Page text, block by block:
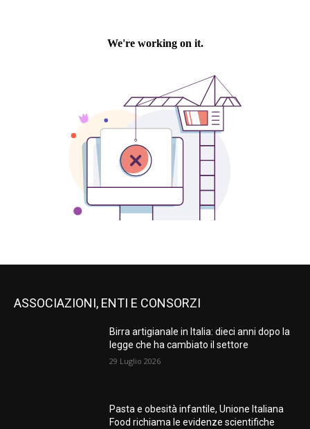
ASSOCIAZIONI, ENTI E CONSORZI
Birra artigianale in Italia: dieci anni dopo la
legge che ha cambiato il settore
29 Luglio 2026
Pasta e obesità infantile, Unione Italiana
Food richiama le evidenze scientifiche